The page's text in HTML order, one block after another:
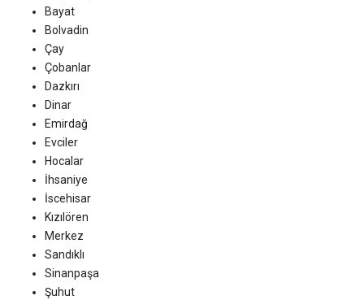
Bayat
Bolvadin
Çay
Çobanlar
Dazkırı
Dinar
Emirdağ
Evciler
Hocalar
İhsaniye
İscehisar
Kızılören
Merkez
Sandıklı
Sinanpaşa
Şuhut